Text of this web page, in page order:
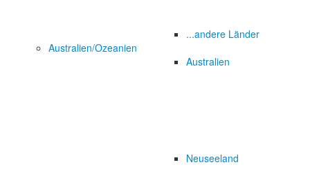
...andere Länder
Australien/Ozeanien
Australien
Neuseeland